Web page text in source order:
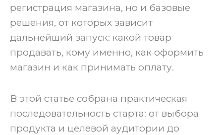
регистрация магазина, но и базовые
решения, от которых зависит
дальнейший запуск: какой товар
продавать, кому именно, как оформить
магазин и как принимать оплату.
В этой статье собрана практическая
последовательность старта: от выбора
продукта и целевой аудитории до